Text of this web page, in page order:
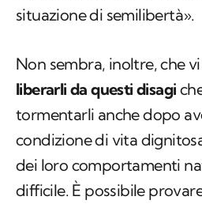
situazione di semilibertà».
Non sembra, inoltre, che vi
liberarli da questi disagi
tormentarli anche dopo
condizione di vita
dei loro comportamenti
difficile. È possibile